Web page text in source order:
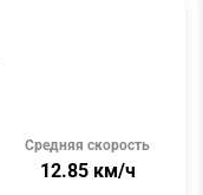
Средняя скорость
12.85 км/ч